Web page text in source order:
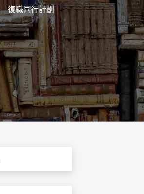
復職同行計劃